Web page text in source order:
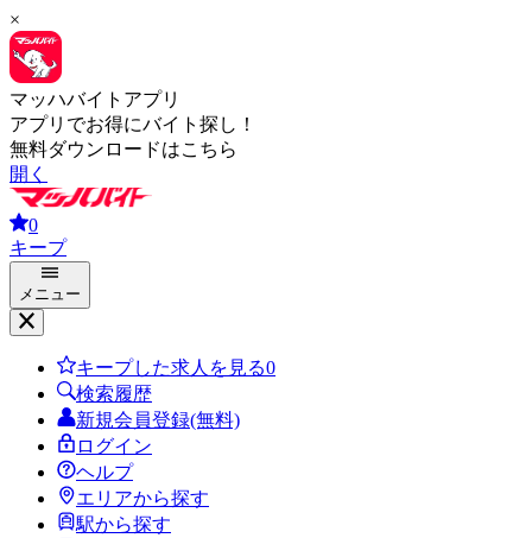
×
マッハバイトアプリ
アプリでお得にバイト探し！
無料ダウンロードはこちら
開く
0
キープ
メニュー
キープした求人を見る0
検索履歴
新規会員登録(無料)
ログイン
ヘルプ
エリアから探す
駅から探す